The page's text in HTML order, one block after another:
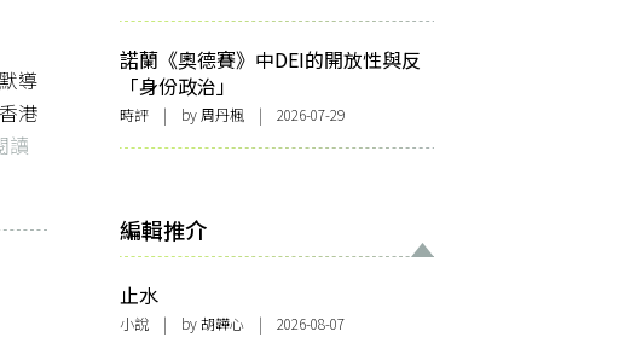
導
港
讀
諾蘭《奧德賽》中DEI的開放性與反
「身份政治」
時評 | by 周丹楓 | 2026-07-29
編輯推介
止水
小說 | by 胡韡心 | 2026-08-07